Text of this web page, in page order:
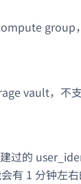
group
vault，不支
建过的
有 1 分钟左右